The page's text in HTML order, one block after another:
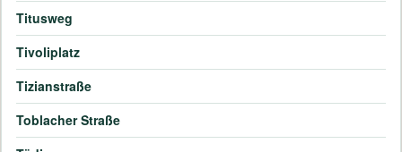
Titusweg
Tivoliplatz
Tizianstraße
Toblacher Straße